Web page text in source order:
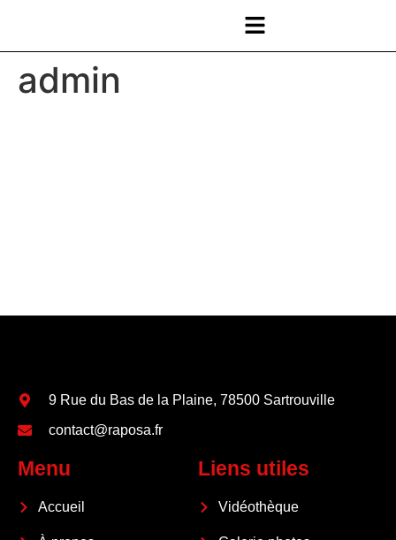
admin
9 Rue du Bas de la Plaine, 78500 Sartrouville
contact@raposa.fr
Menu
Accueil
Liens utiles
Vidéothèque